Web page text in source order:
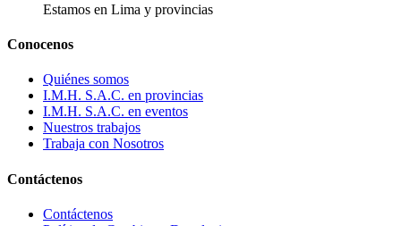
Estamos en Lima y provincias
Conocenos
Quiénes somos
I.M.H. S.A.C. en provincias
I.M.H. S.A.C. en eventos
Nuestros trabajos
Trabaja con Nosotros
Contáctenos
Contáctenos